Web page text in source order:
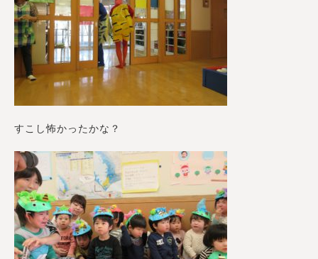
すこし怖かったかな？